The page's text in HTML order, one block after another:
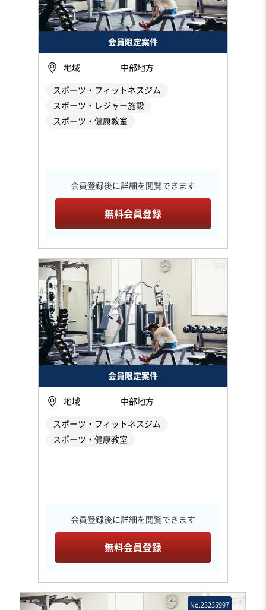
会員限定案件
地域 中部地方
スポーツ・フィットネスジム
スポーツ・レジャー施設
スポーツ・健康教室
会員登録後に詳細を閲覧できます
無料会員登録
会員限定案件
地域 中部地方
スポーツ・フィットネスジム
スポーツ・健康教室
会員登録後に詳細を閲覧できます
無料会員登録
No.23235997